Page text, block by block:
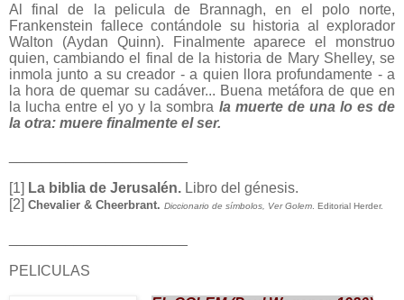
Al final de la pelicula de Brannagh, en el polo norte,
Frankenstein fallece contándole su historia al explorador
Walton (Aydan Quinn). Finalmente aparece el monstruo
quien, cambiando el final de la historia de Mary Shelley, se
inmola junto a su creador - a quien llora profundamente - a
la hora de quemar su cadáver... Buena metáfora de que en
la lucha entre el yo y la sombra la muerte de una lo es de
la otra: muere finalmente el ser.
[1] La biblia de Jerusalén. Libro del génesis.
[2] Chevalier & Cheerbrant. Diccionario de símbolos, Ver Golem . Editorial Herder.
PELICULAS